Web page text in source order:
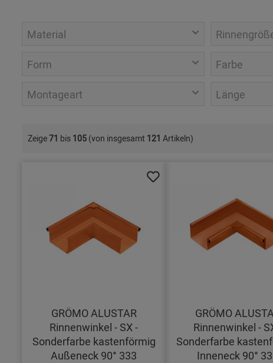
Material
Form Farbe
Montageart Länge
Zeige71 bis 105 (von insgesamt 121 Artikeln)
GRÖMO ALUSTAR
Rinnenwinkel - SX -
Sonderfarbe kastenförmig
Außeneck 90° 333
GRÖMO
Rinnenwinkel -
Sonderfarbe
Inneneck 90°